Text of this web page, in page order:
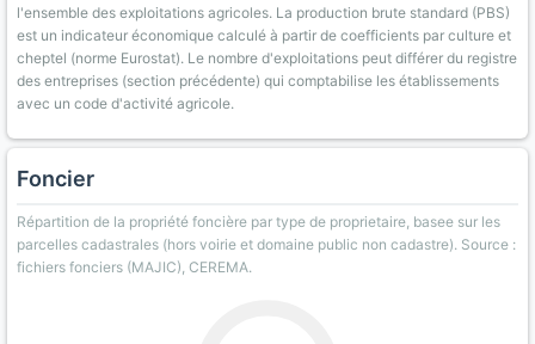
l'ensemble des exploitations agricoles. La production brute standard (PBS)
est un indicateur économique calculé à partir de coefficients par culture et
cheptel (norme Eurostat). Le nombre d'exploitations peut différer du registre
des entreprises (section précédente) qui comptabilise les établissements
avec un code d'activité agricole.
Foncier
Répartition de la propriété foncière par type de proprietaire, basee sur les
parcelles cadastrales (hors voirie et domaine public non cadastre). Source :
fichiers fonciers (MAJIC), CEREMA.